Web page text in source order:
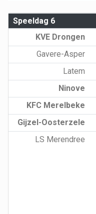
Speeldag 6
KVE Drongen
Gavere-Asper
Latem
Ninove
KFC Merelbeke
Gijzel-Oosterzele
LS Merendree